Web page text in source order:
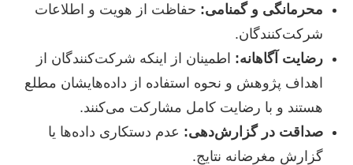
محرمانگی و گمنامی: حفاظت از هویت و اطلاعات
شرکت‌کنندگان.
رضایت آگاهانه: اطمینان از اینکه شرکت‌کنندگان از
اهداف پژوهش و نحوه استفاده از داده‌هایشان مطلع
هستند و با رضایت کامل مشارکت می‌کنند.
صداقت در گزارش‌دهی: عدم دستکاری داده‌ها یا
گزارش مغرضانه نتایج.